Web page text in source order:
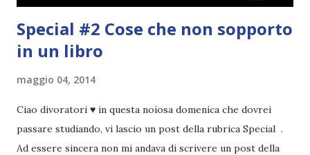
Special #2 Cose che non sopporto
in un libro
maggio 04, 2014
Ciao divoratori ♥ in questa noiosa domenica che dovrei
passare studiando, vi lascio un post della rubrica Special .
Ad essere sincera non mi andava di scrivere un post della